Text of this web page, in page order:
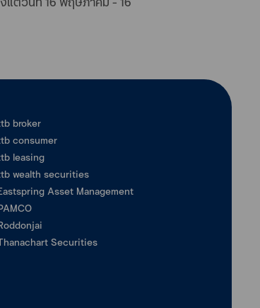
broker
consumer
leasing
wealth securities
Asset Management
Securities